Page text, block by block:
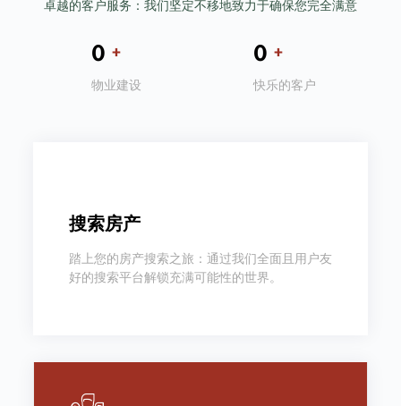
卓越的客户服务：我们坚定不移地致力于确保您完全满意
0 +
物业建设
0 +
快乐的客户
搜索房产
踏上您的房产搜索之旅：通过我们全面且用户友
好的搜索平台解锁充满可能性的世界。